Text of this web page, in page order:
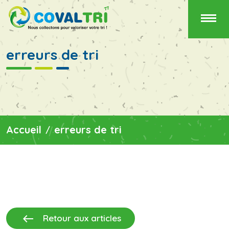
erreurs de tri
Accueil erreurs de tri
west Retour aux articles